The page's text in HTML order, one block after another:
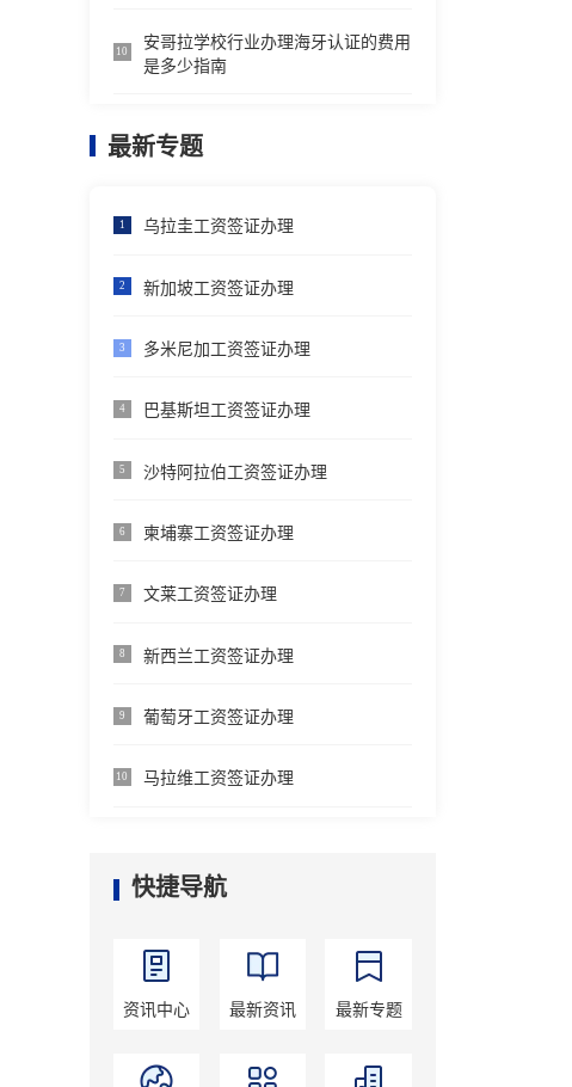
10
安哥拉学校行业办理海牙认证的费用
是多少指南
最新专题
1 乌拉圭工资签证办理
2 新加坡工资签证办理
3 多米尼加工资签证办理
4 巴基斯坦工资签证办理
5 沙特阿拉伯工资签证办理
6 柬埔寨工资签证办理
7 文莱工资签证办理
8 新西兰工资签证办理
9 葡萄牙工资签证办理
10 马拉维工资签证办理
快捷导航
资讯中心 最新资讯 最新专题